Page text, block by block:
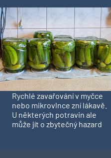
Rychlé zavařování v myčce
nebo mikrovlnce zní lákavě.
U některých potravin ale
může jít o zbytečný hazard